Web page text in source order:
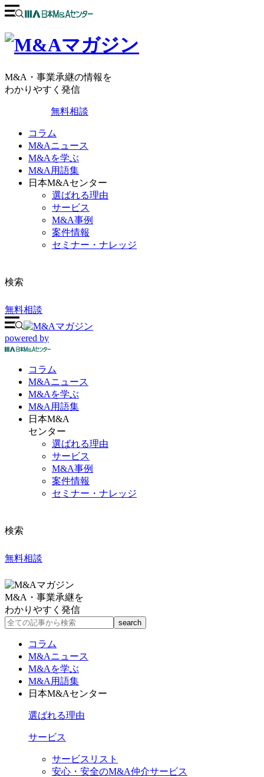
M&A・事業承継の情報を
わかりやすく発信
無料相談
コラム
M&Aニュース
M&Aを学ぶ
M&A用語集
日本M&Aセンター
選ばれる理由
サービス
M&A事例
案件情報
セミナー・ナレッジ
検索
無料相談
powered by
コラム
M&Aニュース
M&Aを学ぶ
M&A 用語集
日本M&A
センター
選ばれる理由
サービス
M&A事例
案件情報
セミナー・ナレッジ
検索
無料相談
M&A・事業承継を
わかりやすく発信
コラム
M&Aニュース
M&Aを学ぶ
M&A用語集
日本M&Aセンター
選ばれる理由
サービス
サービスリスト
安心・安全のM&A仲介サービス